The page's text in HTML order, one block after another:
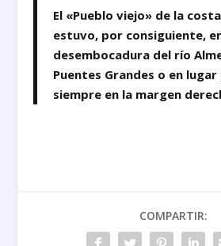
El «Pueblo viejo» de la
estuvo, por consiguiente,
desembocadura del río
Puentes Grandes o en
siempre en la margen
COMPARTIR: